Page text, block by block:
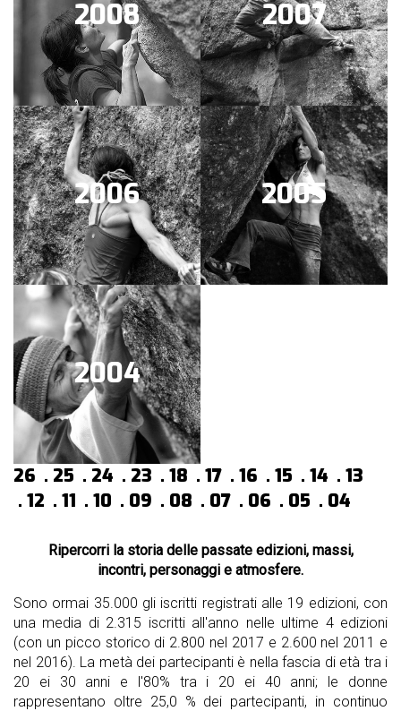
2008 2007
2006 2005
2004
26 25 24 23 18 17 16 15 14
13
12
11 10 09 08 07 06 05 04
Ripercorri la storia delle passate edizioni, massi,
incontri, personaggi e atmosfere.
Sono ormai 35.000 gli iscritti registrati alle 19 edizioni, con
una media di 2.315 iscritti all'anno nelle ultime 4 edizioni
(con un picco storico di 2.800 nel 2017 e 2.600 nel 2011 e
nel 2016). La metà dei partecipanti è nella fascia di età tra i
20 ei 30 anni e l'80% tra i 20 ei 40 anni; le donne
rappresentano oltre 25,0 % dei partecipanti, in continuo